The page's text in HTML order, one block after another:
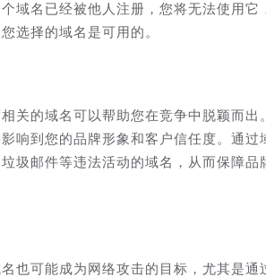
域名已经被他人注册，您将无法使用它
选择的域名是可用的。
关的域名可以帮助您在竞争中脱颖而出
响到您的品牌形象和客户信任度。通过
圾邮件等违法活动的域名，从而保障品
也可能成为网络攻击的目标，尤其是通